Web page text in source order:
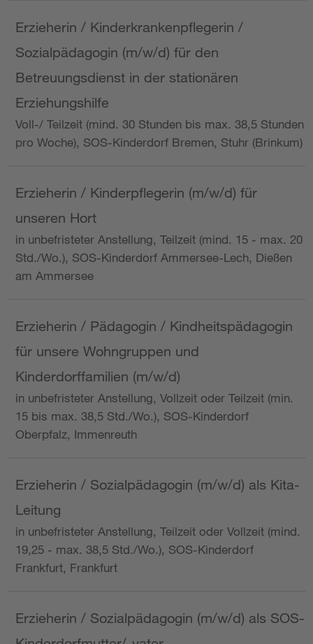
Erzieherin / Kinderkrankenpflegerin /
Sozialpädagogin (m/w/d) für den
Betreuungsdienst in der stationären
Erziehungshilfe
Voll-/ Teilzeit (mind. 30 Stunden bis max. 38,5 Stunden
pro Woche), SOS-Kinderdorf Bremen, Stuhr (Brinkum)
Erzieherin / Kinderpflegerin (m/w/d) für
unseren Hort
in unbefristeter Anstellung, Teilzeit (mind. 15 - max. 20
Std./Wo.), SOS-Kinderdorf Ammersee-Lech, Dießen
am Ammersee
Erzieherin / Pädagogin / Kindheitspädagogin
für unsere Wohngruppen und
Kinderdorffamilien (m/w/d)
in unbefristeter Anstellung, Vollzeit oder Teilzeit (min.
15 bis max. 38,5 Std./Wo.), SOS-Kinderdorf
Oberpfalz, Immenreuth
Erzieherin / Sozialpädagogin (m/w/d) als Kita-
Leitung
in unbefristeter Anstellung, Teilzeit oder Vollzeit (mind.
19,25 - max. 38,5 Std./Wo.), SOS-Kinderdorf
Frankfurt, Frankfurt
Erzieherin / Sozialpädagogin (m/w/d) als SOS-